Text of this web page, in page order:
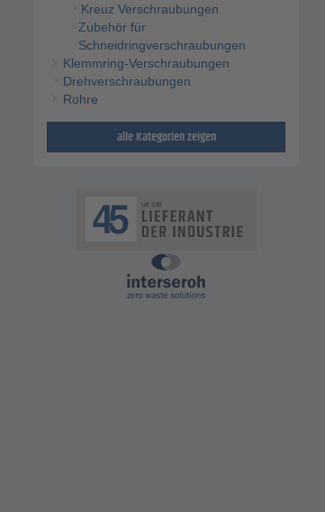
Kreuz Verschraubungen
Zubehör für
Schneidringverschraubungen
Klemmring-Verschraubungen
Drehverschraubungen
Rohre
alle Kategorien zeigen